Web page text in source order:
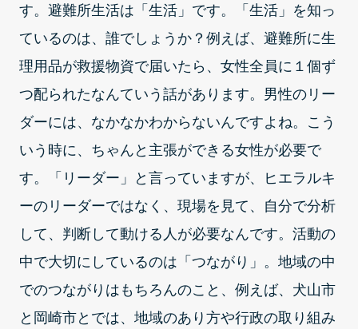
す。避難所生活は「生活」です。「生活」を知っ
ているのは、誰でしょうか？例えば、避難所に生
理用品が救援物資で届いたら、女性全員に１個ず
つ配られたなんていう話があります。男性のリー
ダーには、なかなかわからないんですよね。こう
いう時に、ちゃんと主張ができる女性が必要で
す。「リーダー」と言っていますが、ヒエラルキ
ーのリーダーではなく、現場を見て、自分で分析
して、判断して動ける人が必要なんです。活動の
中で大切にしているのは「つながり」。地域の中
でのつながりはもちろんのこと、例えば、犬山市
と岡崎市とでは、地域のあり方や行政の取り組み